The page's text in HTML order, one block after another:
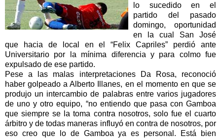
lo sucedido en el
partido del pasado
domingo, oportunidad
en la cual San José
que hacia de local en el “Felix Capriles” perdió ante
Universitario por la mínima diferencia y para colmo fue
expulsado de ese partido.
Pese a las malas interpretaciones Da Rosa, reconoció
haber golpeado a Alberto Illanes, en el momento en que se
produjo un intercambio de palabras entre varios jugadores
de uno y otro equipo, “no entiendo que pasa con Gamboa
que siempre se la toma contra nosotros, solo fue el cuarto
árbitro y de todas maneras influyó en contra de nosotros, por
eso creo que lo de Gamboa ya es personal. Está bien